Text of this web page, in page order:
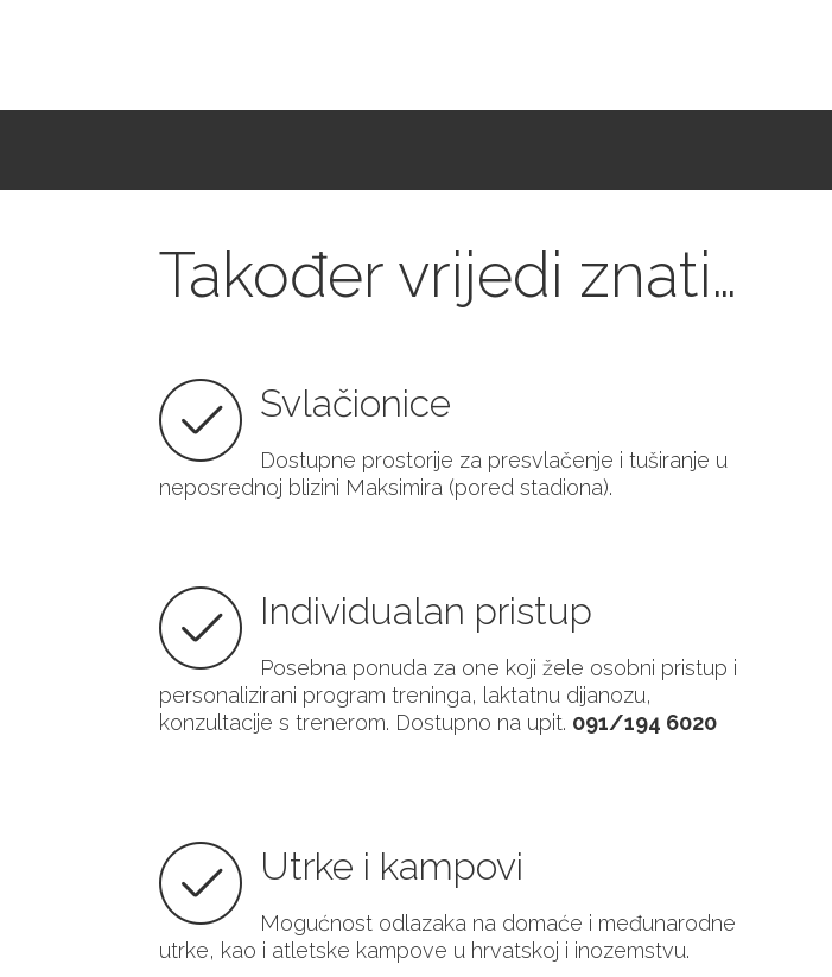
Također vrijedi znati…
Svlačionice
Dostupne prostorije za presvlačenje i tuširanje u
neposrednoj blizini Maksimira (pored stadiona).
Individualan pristup
Posebna ponuda za one koji žele osobni pristup i
personalizirani program treninga, laktatnu dijanozu,
konzultacije s trenerom. Dostupno na upit. 091/194 6020
Utrke i kampovi
Mogućnost odlazaka na domaće i međunarodne
utrke, kao i atletske kampove u hrvatskoj i inozemstvu.